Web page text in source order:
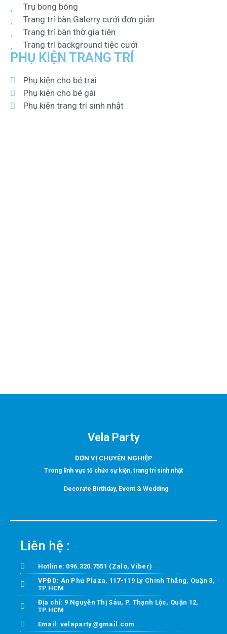
Trụ bong bóng
Trang trí bàn Galerry cưới đơn giản
Trang trí bàn thờ gia tiên
Trang trí background tiệc cưới
PHỤ KIỆN TRANG TRÍ
Phụ kiện cho bé trai
Phụ kiện cho bé gái
Phụ kiện trang trí sinh nhật
Vela Party
ĐƠN VỊ CHUYÊN NGHIỆP
Trong lĩnh vực tổ chức sự kiện, trang trí sinh nhật
Decorate Birthday, Event & Wedding
Liên hệ :
Hotline: 096.320.7551 (Zalo, Viber)
VPĐD: An Phú Plaza, 117-119 Lý Chính Thắng, Quận 3,
TP.HCM
Địa chỉ: 9 Nguyễn Thị Sáu, P. Thạnh Lộc, Quận 12,
TP.HCM
Email: velaparty@gmail.com